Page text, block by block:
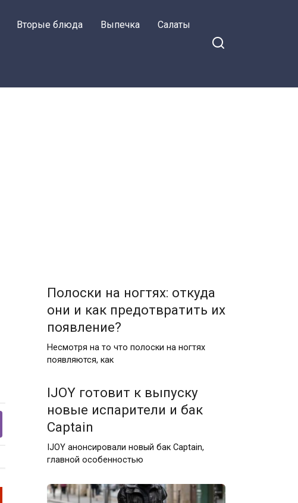
Вторые блюда Выпечка Салаты
Полоски на ногтях: откуда
они и как предотвратить их
появление?
Несмотря на то что полоски на ногтях
появляются, как
IJOY готовит к выпуску
новые испарители и бак
Captain
IJOY анонсировали новый бак Captain,
главной особенностью